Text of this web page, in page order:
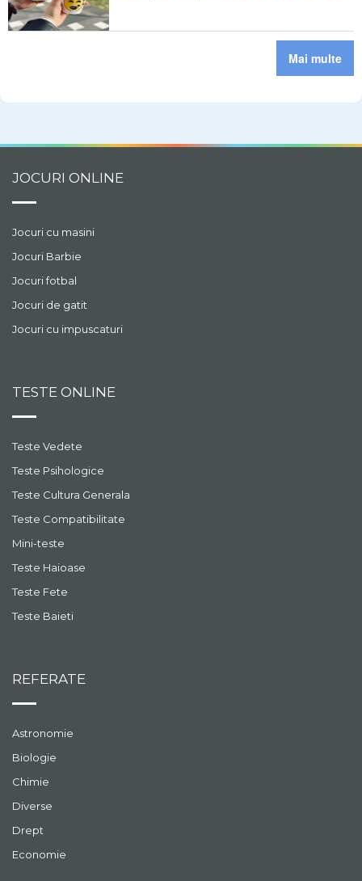
Mai multe
JOCURI ONLINE
Jocuri cu masini
Jocuri Barbie
Jocuri fotbal
Jocuri de gatit
Jocuri cu impuscaturi
TESTE ONLINE
Teste Vedete
Teste Psihologice
Teste Cultura Generala
Teste Compatibilitate
Mini-teste
Teste Haioase
Teste Fete
Teste Baieti
REFERATE
Astronomie
Biologie
Chimie
Diverse
Drept
Economie